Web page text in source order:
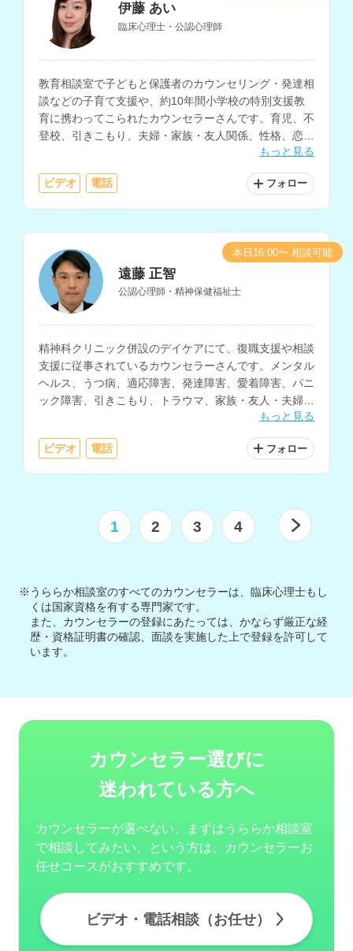
伊藤 あい
臨床心理士・公認心理師
教育相談室で子どもと保護者のカウンセリング・発達相
談などの子育て支援や、約10年間小学校の特別支援教
育に携わってこられたカウンセラーさんです。育児、不
登校、引きこもり、夫婦・家族・友人関係、性格、恋
愛、仕事、妊活・不妊治療の悩みなど、様々な相談に対
もっと見る
ビデオ 電話 フォロー
遠藤 正智
公認心理師・精神保健福祉士
精神科クリニック併設のデイケアにて、復職支援や相談
支援に従事されているカウンセラーさんです。メンタル
ヘルス、うつ病、適応障害、発達障害、愛着障害、パニ
ック障害、引きこもり、トラウマ、家族・友人・夫婦・
職場等の人間関係、生きづらさについての相談などに対
応されています。
もっと見る
ビデオ 電話 フォロー
本日16:00〜 相談可能
1 2 3 4
※うららか相談室のすべてのカウンセラーは、臨床心理士もし
くは国家資格を有する専門家です。
また、カウンセラーの登録にあたっては、かならず厳正な経
歴・資格証明書の確認、面談を実施した上で登録を許可して
います。
カウンセラー選びに
迷われている方へ
カウンセラーが選べない、まずはうららか相談室
で相談してみたい、という方は、カウンセラーお
任せコースがおすすめです。
ビデオ・電話相談（お任せ）